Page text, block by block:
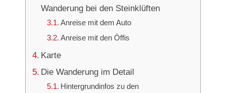
Wanderung bei den Steinklüften
Anreise mit dem Auto
Anreise mit den Öffis
Karte
Die Wanderung im Detail
Hintergrundinfos zu den